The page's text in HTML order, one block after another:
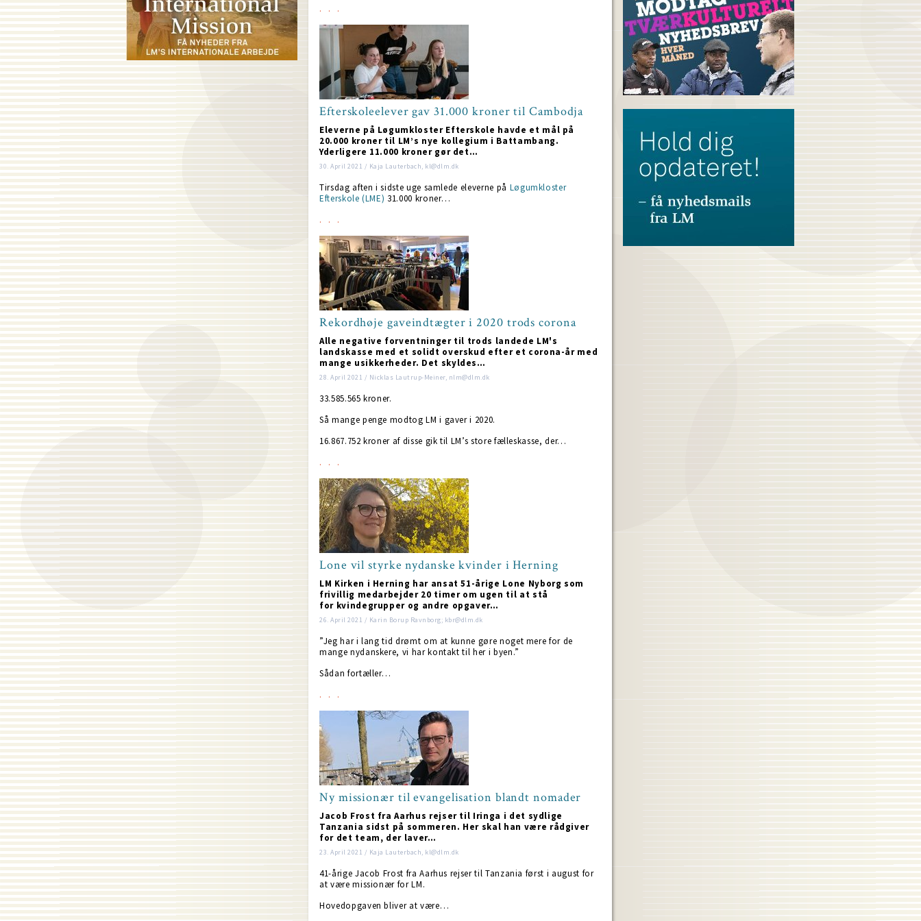
Efterskoleelever gav 31.000 kroner til Cambodja
Eleverne på Løgumkloster Efterskole havde et mål på
20.000 kroner til LM’s nye kollegium i Battambang.
Yderligere 11.000 kroner gør det…
30. April 2021 / Kaja Lauterbach, kl@dlm.dk
Tirsdag aften i sidste uge samlede eleverne på Løgumkloster
Efterskole (LME) 31.000 kroner…
Rekordhøje gaveindtægter i 2020 trods corona
Alle negative forventninger til trods landede LM's
landskasse med et solidt overskud efter et corona-år med
mange usikkerheder. Det skyldes…
28. April 2021 / Nicklas Lautrup-Meiner, nlm@dlm.dk
33.585.565 kroner.
Så mange penge modtog LM i gaver i 2020.
16.867.752 kroner af disse gik til LM’s store fælleskasse, der…
Lone vil styrke nydanske kvinder i Herning
LM Kirken i Herning har ansat 51-årige Lone Nyborg som
frivillig medarbejder 20 timer om ugen til at stå
for kvindegrupper og andre opgaver…
26. April 2021 / Karin Borup Ravnborg; kbr@dlm.dk
”Jeg har i lang tid drømt om at kunne gøre noget mere for de
mange nydanskere, vi har kontakt til her i byen.”
Sådan fortæller…
Ny missionær til evangelisation blandt nomader
Jacob Frost fra Aarhus rejser til Iringa i det sydlige
Tanzania sidst på sommeren. Her skal han være rådgiver
for det team, der laver…
23. April 2021 / Kaja Lauterbach, kl@dlm.dk
41-årige Jacob Frost fra Aarhus rejser til Tanzania først i august for
at være missionær for LM.
Hovedopgaven bliver at være…